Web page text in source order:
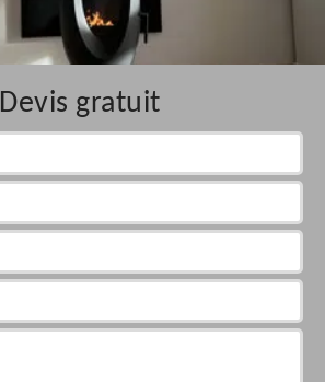
Devis gratuit